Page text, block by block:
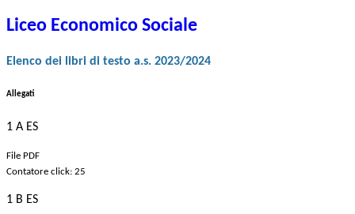
Liceo Economico Sociale
Elenco dei libri di testo a.s. 2023/2024
Allegati
1 A ES
File PDF
Contatore click: 25
1 B ES